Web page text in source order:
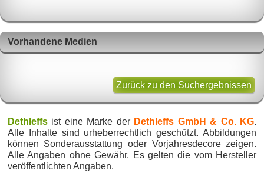
Vorhandene Medien
Zurück zu den Suchergebnissen
Dethleffsist eine Marke der Dethleffs GmbH & Co. KG.
Alle Inhalte sind urheberrechtlich geschützt. Abbildungen
können Sonderausstattung oder Vorjahresdecore zeigen.
Alle Angaben ohne Gewähr. Es gelten die vom Hersteller
veröffentlichten Angaben.